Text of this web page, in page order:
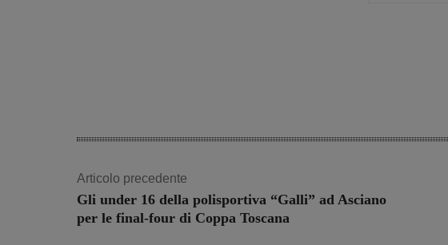
Articolo precedente
Gli under 16 della polisportiva “Galli” ad Asciano
per le final-four di Coppa Toscana